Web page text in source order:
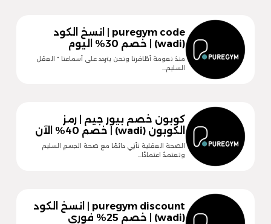
puregym code | انسخ الكود
(wadi) | خصم 30% اليوم
منذ نعومة أظافرنا ونحن يتردد على أسماعنا " العقل
السليم…
كوبون خصم بيور جيم | رمز
الكوبون (wadi) | خصم 40% الآن
الصحة العقلية تأتِي دائمًا مع صحة الجسمِ السليم
وتعتمدُ اعتمادًا…
puregym discount | انسخ الكود
(wadi) | خصم 25% فوري